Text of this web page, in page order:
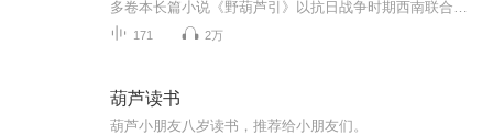
171 2万
葫芦读书
葫芦小朋友八岁读书，推荐给小朋友们。